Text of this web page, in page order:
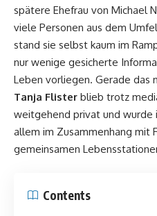
spätere Ehefrau von Michael
viele Personen aus dem
stand sie selbst kaum im
nur wenige gesicherte
Leben vorliegen. Gerade das
Tanja Flister blieb trotz
weitgehend privat und wurde
allem im Zusammenhang mit
gemeinsamen
Contents